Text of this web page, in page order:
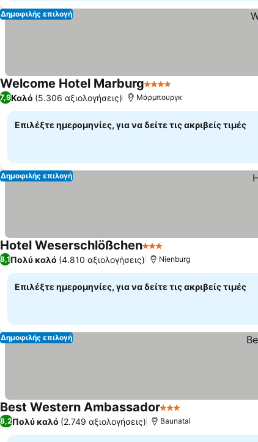
Δημοφιλής επιλογή
Welcome Hotel Marburg4 Αστέρια
7,9Καλό (5.306 αξιολογήσεις) Μάρμπουργκ
Επιλέξτε ημερομηνίες, για να δείτε τις ακριβείς τιμές
Δημοφιλής επιλογή
Hotel Weserschlößchen3 Αστέρια
8,1Πολύ καλό (4.810 αξιολογήσεις) Nienburg
Επιλέξτε ημερομηνίες, για να δείτε τις ακριβείς τιμές
Δημοφιλής επιλογή
Best Western Ambassador3 Αστέρια
8,2Πολύ καλό (2.749 αξιολογήσεις) Baunatal